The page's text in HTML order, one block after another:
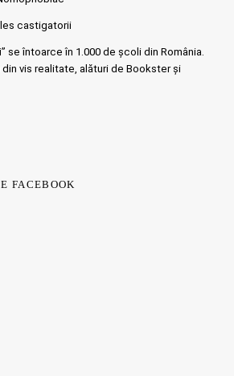
castigatorii
se întoarce în 1.000 de școli din România.
vis realitate, alături de Bookster și
FACEBOOK